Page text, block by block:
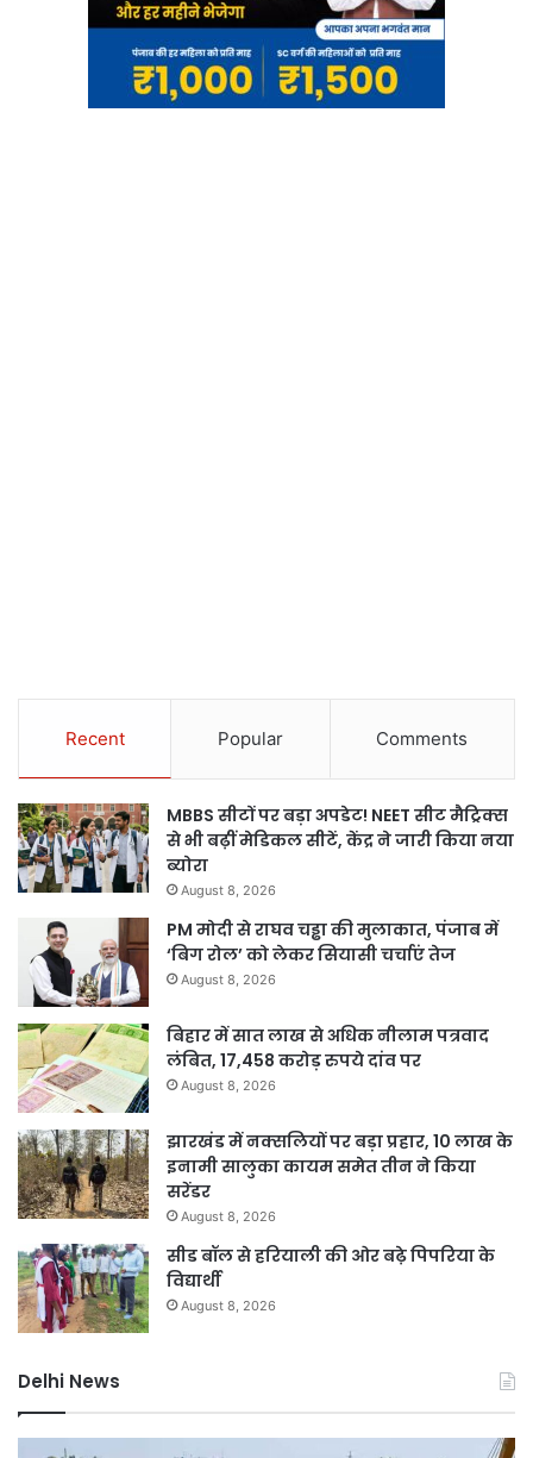
Recent Popular Comments
MBBS सीटों पर बड़ा अपडेट! NEET सीट मैट्रिक्स
से भी बढ़ीं मेडिकल सीटें, केंद्र ने जारी किया नया
ब्योरा
August 8, 2026
PM मोदी से राघव चड्ढा की मुलाकात, पंजाब में
‘बिग रोल’ को लेकर सियासी चर्चाएं तेज
August 8, 2026
बिहार में सात लाख से अधिक नीलाम पत्रवाद
लंबित, 17,458 करोड़ रुपये दांव पर
August 8, 2026
झारखंड में नक्सलियों पर बड़ा प्रहार, 10 लाख के
इनामी सालुका कायम समेत तीन ने किया
सरेंडर
August 8, 2026
सीड बॉल से हरियाली की ओर बढ़े पिपरिया के
विद्यार्थी
August 8, 2026
Delhi News
दिल्ली